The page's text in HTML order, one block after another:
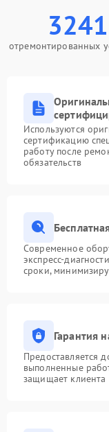
3241
отремонтированных
Используются
сертификацию
работу после
обязательств
Современное
экспресс-
сроки,
Гарантия
Предоставляется
выполненные
защищает клиента